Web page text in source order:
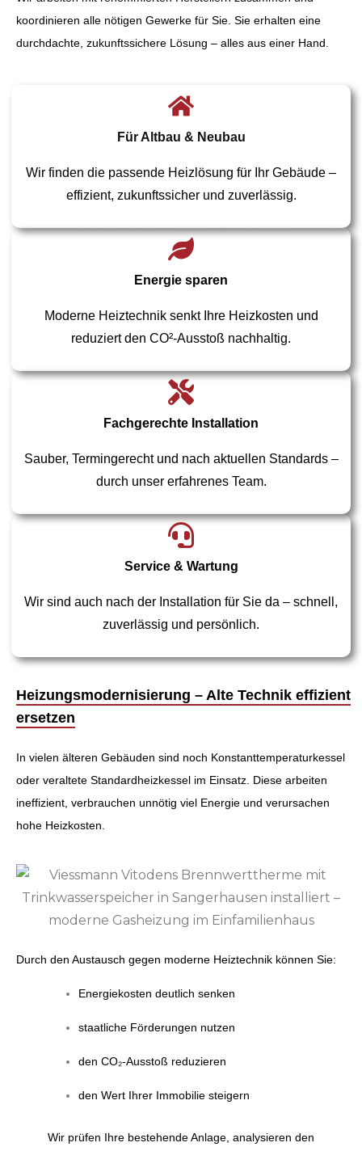
koordinieren alle nötigen Gewerke für Sie. Sie erhalten eine
durchdachte, zukunftssichere Lösung – alles aus einer Hand.
Für Altbau & Neubau
Wir finden die passende Heizlösung für Ihr Gebäude –
effizient, zukunftssicher und zuverlässig.
Energie sparen
Moderne Heiztechnik senkt Ihre Heizkosten und
reduziert den CO²-Ausstoß nachhaltig.
Fachgerechte Installation
Sauber, Termingerecht und nach aktuellen Standards –
durch unser erfahrenes Team.
Service & Wartung
Wir sind auch nach der Installation für Sie da – schnell,
zuverlässig und persönlich.
Heizungsmodernisierung – Alte Technik effizient
ersetzen
In vielen älteren Gebäuden sind noch Konstanttemperaturkessel
oder veraltete Standardheizkessel im Einsatz. Diese arbeiten
ineffizient, verbrauchen unnötig viel Energie und verursachen
hohe Heizkosten.
Durch den Austausch gegen moderne Heiztechnik können Sie:
Energiekosten deutlich senken
staatliche Förderungen nutzen
den CO₂-Ausstoß reduzieren
den Wert Ihrer Immobilie steigern
Wir prüfen Ihre bestehende Anlage, analysieren den